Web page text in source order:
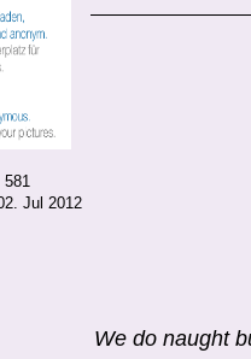
581
Jul 2012
We do naught